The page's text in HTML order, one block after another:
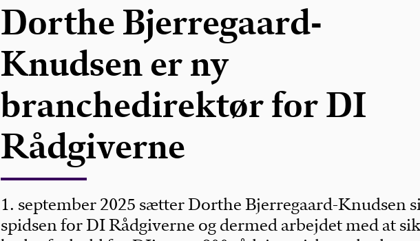
Dorthe Bjerregaard-
Knudsen er ny
branchedirektør for DI
Rådgiverne
1. september 2025 sætter Dorthe Bjerregaard-Knudsen
spidsen for DI Rådgiverne og dermed arbejdet med at